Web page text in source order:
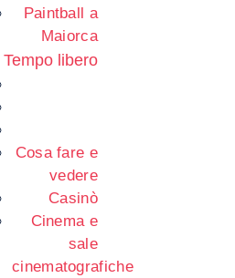
Paintball a
Maiorca
Tempo libero
Cosa fare e
vedere
Casinò
Cinema e
sale
cinematografiche